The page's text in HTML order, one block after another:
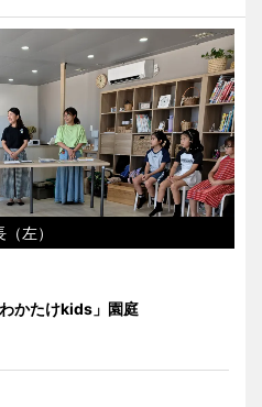
左）
かたけkids」園庭